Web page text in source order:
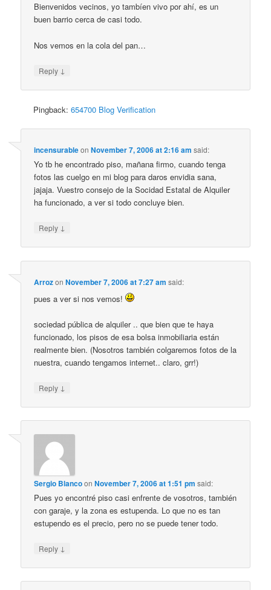
Bienvenidos vecinos, yo tambíen vivo por ahí, es un
buen barrio cerca de casi todo.
Nos vemos en la cola del pan…
Reply ↓
Pingback:654700 Blog Verification
incensurableonNovember 7, 2006 at 2:16 am said:
Yo tb he encontrado piso, mañana firmo, cuando tenga
fotos las cuelgo en mi blog para daros envidia sana,
jajaja. Vuestro consejo de la Socidad Estatal de Alquiler
ha funcionado, a ver si todo concluye bien.
Reply ↓
ArrozonNovember 7, 2006 at 7:27 am said:
pues a ver si nos vemos!
sociedad pública de alquiler .. que bien que te haya
funcionado, los pisos de esa bolsa inmobiliaria están
realmente bien. (Nosotros también colgaremos fotos de la
nuestra, cuando tengamos internet.. claro, grr!)
Reply ↓
Sergio BlancoonNovember 7, 2006 at 1:51 pm said:
Pues yo encontré piso casi enfrente de vosotros, también
con garaje, y la zona es estupenda. Lo que no es tan
estupendo es el precio, pero no se puede tener todo.
Reply ↓